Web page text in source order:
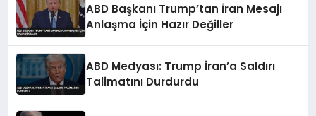
ABD Başkanı Trump’tan İran Mesajı
Anlaşma İçin Hazır Değiller
ABD Medyası: Trump İran’a Saldırı
Talimatını Durdurdu